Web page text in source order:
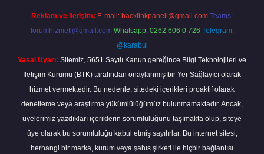
Reklam ve İletişim: E-mail: backlinkpaneli@gmail.com Teams:
forumhizmeti@gmail.com Whatsapp: 0262 606 0 726 Telegram:
@karabul
Yasal Uyarı: Sitemiz, 5651 Sayılı Kanun gereğince Bilgi Teknolojileri ve
İletişim Kurumu (BTK) tarafından onaylanmış bir Yer Sağlayıcı olarak
hizmet vermektedir. Bu nedenle, sitedeki içerikleri proaktif olarak
denetleme veya araştırma yükümlülüğümüz bulunmamaktadır. Ancak,
üyelerimiz yazdıkları içeriklerin sorumluluğunu taşımakta olup, siteye
üye olarak bu sorumluluğu kabul etmiş sayılırlar. Bu internet sitesi,
herhangi bir marka, kurum veya şahıs şirketi ile hiçbir bağlantısı